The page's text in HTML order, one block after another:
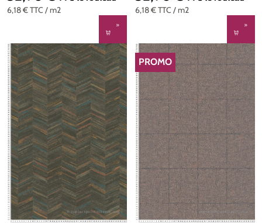
6,18 €TTC / m2 6,18 €TTC / m2
RÉDUCTION
PROMO